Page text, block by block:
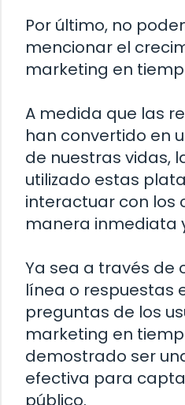
Por último, no
mencionar el
marketing en
A medida que las
han convertido en
de nuestras vidas,
utilizado estas
interactuar con los
manera inmediata
Ya sea a través de
línea o respuestas
preguntas de los
marketing en
demostrado ser
efectiva para
público.